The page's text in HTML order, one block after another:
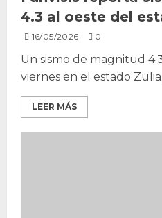
4.3 al oeste del
16/05/2026 0
Un sismo de magnitud
viernes en el estado
LEER MÁS